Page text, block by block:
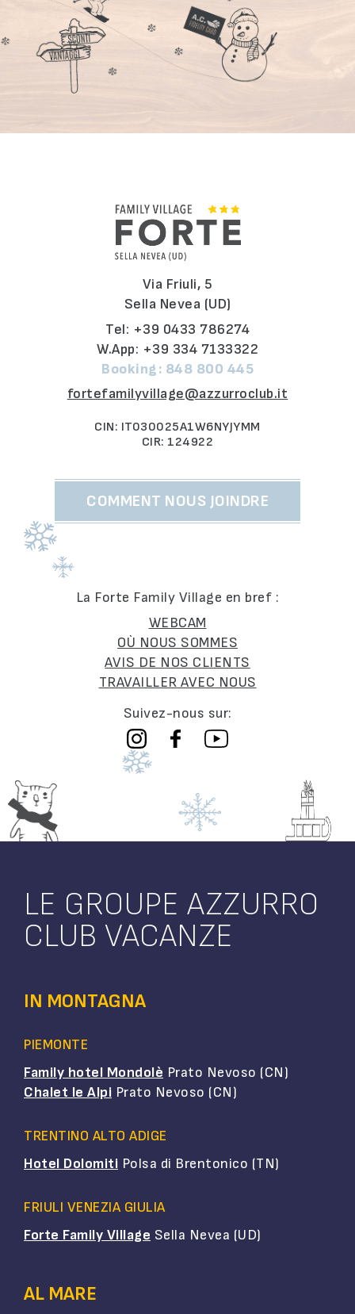
Via Friuli, 5
Sella Nevea (UD)
Tel: +39 0433 786274
W.App: +39 334 7133322
Booking: 848 800 445
fortefamilyvillage@azzurroclub.it
CIN: IT030025A1W6NYJYMM
CIR: 124922
COMMENT NOUS JOINDRE
La Forte Family Village en bref :
WEBCAM
OÙ NOUS SOMMES
AVIS DE NOS CLIENTS
TRAVAILLER AVEC NOUS
Suivez-nous sur:
LE GROUPE AZZURRO
CLUB VACANZE
IN MONTAGNA
PIEMONTE
Family hotel Mondolè Prato Nevoso (CN)
Chalet le Alpi Prato Nevoso (CN)
TRENTINO ALTO ADIGE
Hotel Dolomiti Polsa di Brentonico (TN)
FRIULI VENEZIA GIULIA
Forte Family Village Sella Nevea (UD)
AL MARE